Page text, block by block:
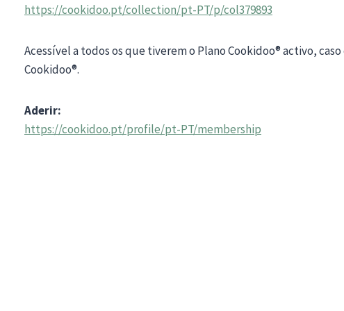
https://cookidoo.pt/collection/pt-PT/p/col379893
Acessível a todos os que tiverem o Plano Cookidoo® activo,
Cookidoo®.
Aderir:
https://cookidoo.pt/profile/pt-PT/membership